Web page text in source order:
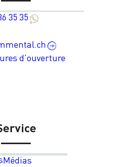
35 35
d'ouverture
Médias